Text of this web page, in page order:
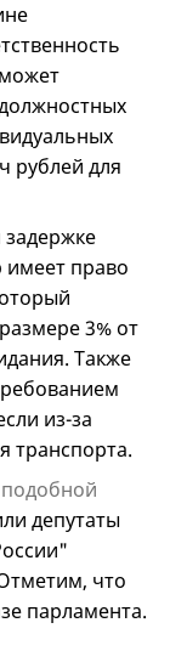
рублей для
имеет право
3% от
Также
из-за
транспорта.
подобной
депутаты
что
парламента.